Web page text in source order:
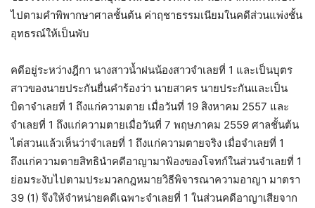
ไปตามคำพิพากษาศาลชั้นต้น ค่าฤชาธรรมเนียมในคดีส่วนแพ่งชั้น
อุทธรณ์ให้เป็นพับ
คดีอยู่ระหว่างฎีกา นางสาวน้ำฝนน้องสาวจำเลยที่ 1 และเป็นบุตร
สาวของนายประกันยื่นคำร้องว่า นายสาคร นายประกันและเป็น
บิดาจำเลยที่ 1 ถึงแก่ความตาย เมื่อวันที่ 19 สิงหาคม 2557 และ
จำเลยที่ 1 ถึงแก่ความตายเมื่อวันที่ 7 พฤษภาคม 2559 ศาลชั้นต้น
ไต่สวนแล้วเห็นว่าจำเลยที่ 1 ถึงแก่ความตายจริง เมื่อจำเลยที่ 1
ถึงแก่ความตายสิทธินำคดีอาญามาฟ้องของโจทก์ในส่วนจำเลยที่ 1
ย่อมระงับไปตามประมวลกฎหมายวิธีพิจารณาความอาญา มาตรา
39 (1) จึงให้จำหน่ายคดีเฉพาะจำเลยที่ 1 ในส่วนคดีอาญาเสียจาก